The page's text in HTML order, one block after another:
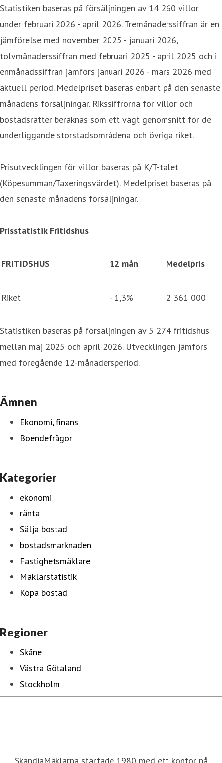
Statistiken baseras på försäljningen av 14 260 villor
under februari 2026 - april 2026. Tremånaderssiffran är en
jämförelse med november 2025 - januari 2026,
tolvmånaderssiffran med februari 2025 - april 2025 och i
enmånadssiffran jämförs januari 2026 - mars 2026 med
aktuell period. Medelpriset baseras enbart på den senaste
månadens försäljningar. Rikssiffrorna för villor och
bostadsrätter beräknas som ett vägt genomsnitt för de
underliggande storstadsområdena och övriga riket.
Prisutvecklingen för villor baseras på K/T-talet
(Köpesumman/Taxeringsvärdet). Medelpriset baseras på
den senaste månadens försäljningar.
Prisstatistik Fritidshus
FRITIDSHUS 12 mån Medelpris
Riket - 1,3% 2 361 000
Statistiken baseras på försäljningen av 5 274 fritidshus
mellan maj 2025 och april 2026. Utvecklingen jämförs
med föregående 12-månadersperiod.
Ämnen
Ekonomi, finans
Boendefrågor
Kategorier
ekonomi
ränta
Sälja bostad
bostadsmarknaden
Fastighetsmäklare
Mäklarstatistik
Köpa bostad
Regioner
Skåne
Västra Götaland
Stockholm
SkandiaMäklarna startade 1980 med ett kontor på